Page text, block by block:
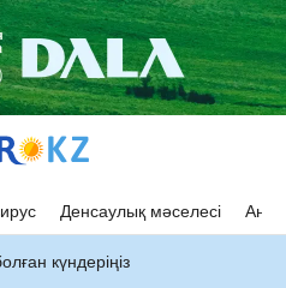
Денсаулық мәселесі Ана
күндеріңіз